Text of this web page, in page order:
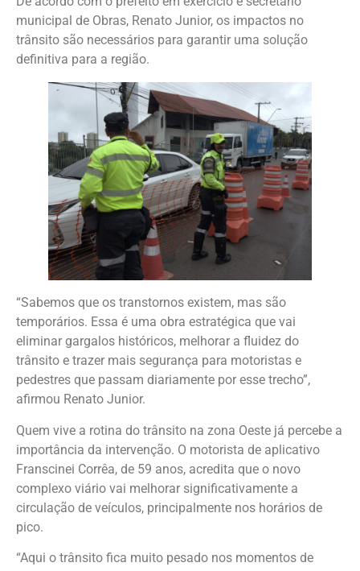
municipal de Obras, Renato Junior, os impactos no
trânsito são necessários para garantir uma solução
definitiva para a região.
“Sabemos que os transtornos existem, mas são
temporários. Essa é uma obra estratégica que vai
eliminar gargalos históricos, melhorar a fluidez do
trânsito e trazer mais segurança para motoristas e
pedestres que passam diariamente por esse trecho”,
afirmou Renato Junior.
Quem vive a rotina do trânsito na zona Oeste já percebe a
importância da intervenção. O motorista de aplicativo
Franscinei Corrêa, de 59 anos, acredita que o novo
complexo viário vai melhorar significativamente a
circulação de veículos, principalmente nos horários de
pico.
“Aqui o trânsito fica muito pesado nos momentos de